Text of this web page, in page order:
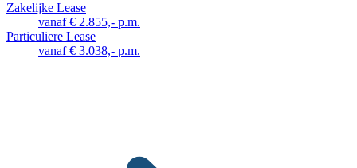
Zakelijke Lease
vanaf € 2.855,- p.m.
Particuliere Lease
vanaf € 3.038,- p.m.